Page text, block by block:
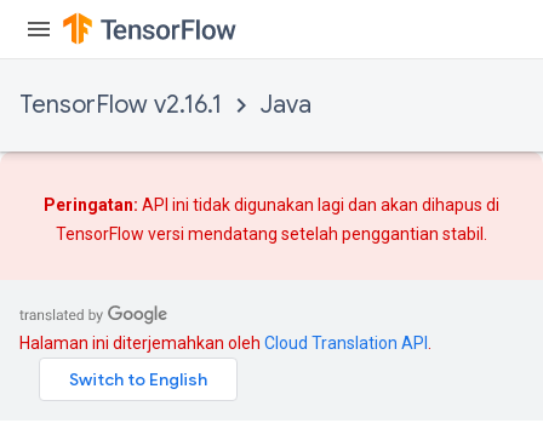
TensorFlow v2.16.1 Java
Peringatan: API ini tidak digunakan lagi dan akan dihapus di
TensorFlow versi mendatang setelah penggantian stabil.
Halaman ini diterjemahkan oleh Cloud Translation API